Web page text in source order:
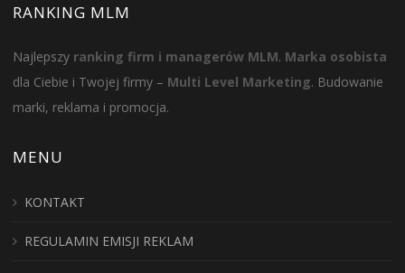
RANKING MLM
Najlepszy ranking firm i managerów MLM. Marka osobista
dla Ciebie i Twojej firmy – Multi Level Marketing. Budowanie
marki, reklama i promocja.
MENU
KONTAKT
REGULAMIN EMISJI REKLAM